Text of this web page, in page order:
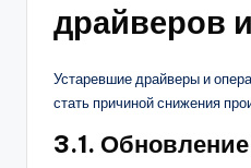
драйверов
Устаревшие драйверы и
стать причиной снижения
3.1.